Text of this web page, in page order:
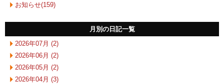
お知らせ(159)
月別の日記一覧
2026年07月 (2)
2026年06月 (2)
2026年05月 (2)
2026年04月 (3)